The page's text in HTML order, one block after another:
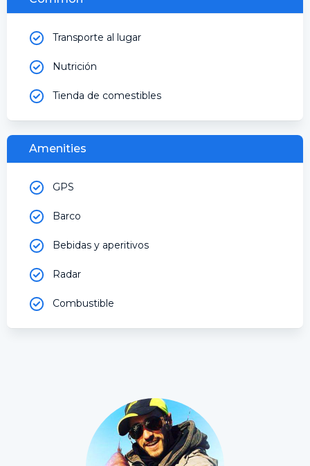
Transporte al lugar
Nutrición
Tienda de comestibles
Amenities
GPS
Barco
Bebidas y aperitivos
Radar
Combustible